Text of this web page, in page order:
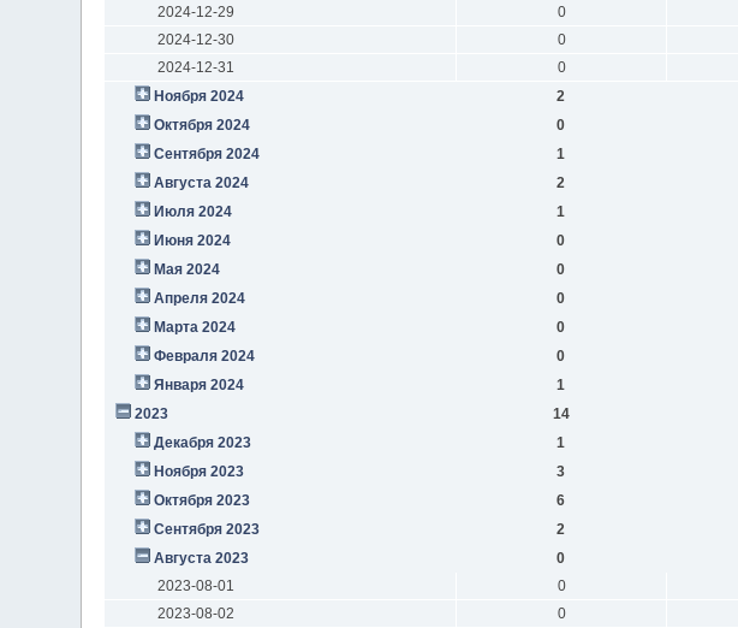
2024-12-29
0
2024-12-30
0
2024-12-31
0
Ноября 2024
2
Октября 2024
0
Сентября 2024
1
Августа 2024
2
Июля 2024
1
Июня 2024
0
Мая 2024
0
Апреля 2024
0
Марта 2024
0
Февраля 2024
0
Января 2024
1
2023
14
Декабря 2023
1
Ноября 2023
3
Октября 2023
6
Сентября 2023
2
Августа 2023
0
2023-08-01
0
2023-08-02
0